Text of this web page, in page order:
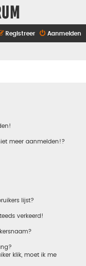
Aanmelden
Registreer
meer aanmelden!?
lijst?
verkeerd!
klik, moet ik me